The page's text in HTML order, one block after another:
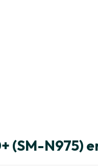
(SM-N975)